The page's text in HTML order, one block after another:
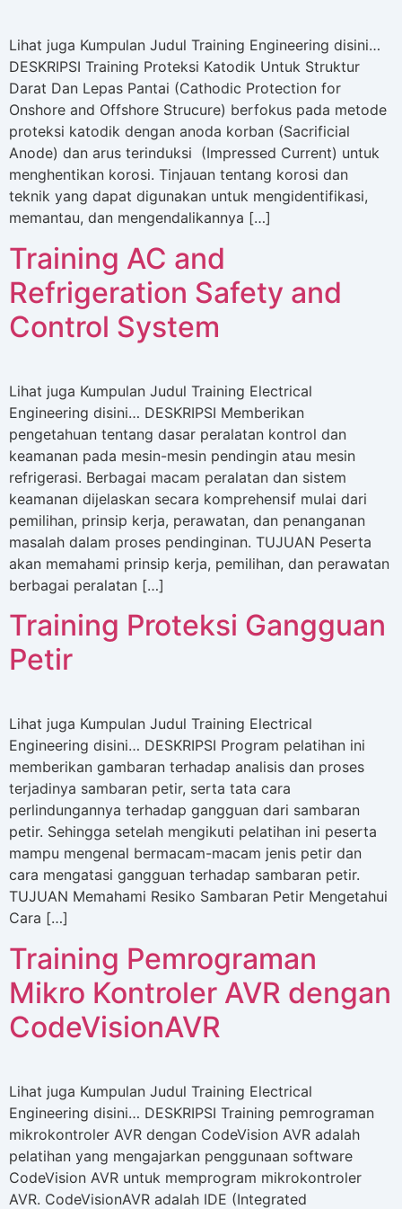
Lihat juga Kumpulan Judul Training Engineering disini…
DESKRIPSI Training Proteksi Katodik Untuk Struktur
Darat Dan Lepas Pantai (Cathodic Protection for
Onshore and Offshore Strucure) berfokus pada metode
proteksi katodik dengan anoda korban (Sacrificial
Anode) dan arus terinduksi (Impressed Current) untuk
menghentikan korosi. Tinjauan tentang korosi dan
teknik yang dapat digunakan untuk mengidentifikasi,
memantau, dan mengendalikannya […]
Training AC and
Refrigeration Safety and
Control System
Lihat juga Kumpulan Judul Training Electrical
Engineering disini… DESKRIPSI Memberikan
pengetahuan tentang dasar peralatan kontrol dan
keamanan pada mesin-mesin pendingin atau mesin
refrigerasi. Berbagai macam peralatan dan sistem
keamanan dijelaskan secara komprehensif mulai dari
pemilihan, prinsip kerja, perawatan, dan penanganan
masalah dalam proses pendinginan. TUJUAN Peserta
akan memahami prinsip kerja, pemilihan, dan perawatan
berbagai peralatan […]
Training Proteksi Gangguan
Petir
Lihat juga Kumpulan Judul Training Electrical
Engineering disini… DESKRIPSI Program pelatihan ini
memberikan gambaran terhadap analisis dan proses
terjadinya sambaran petir, serta tata cara
perlindungannya terhadap gangguan dari sambaran
petir. Sehingga setelah mengikuti pelatihan ini peserta
mampu mengenal bermacam-macam jenis petir dan
cara mengatasi gangguan terhadap sambaran petir.
TUJUAN Memahami Resiko Sambaran Petir Mengetahui
Cara […]
Training Pemrograman
Mikro Kontroler AVR dengan
CodeVisionAVR
Lihat juga Kumpulan Judul Training Electrical
Engineering disini… DESKRIPSI Training pemrograman
mikrokontroler AVR dengan CodeVision AVR adalah
pelatihan yang mengajarkan penggunaan software
CodeVision AVR untuk memprogram mikrokontroler
AVR. CodeVisionAVR adalah IDE (Integrated